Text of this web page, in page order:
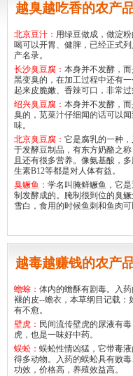
越臭越吃香的农产
北京豆汁： 用绿豆做成，做淀
喝可以开胃、健脾，已经正式
产名录。
长沙臭豆腐： 本身并不发酵，
黑变臭的，在加工过程中还有
起来皮脆嫩、香辣可口，非常过
绍兴臭豆腐： 本身并不发酵，
臭的，苋菜汁仔细闻的话可以
味。
北京臭豆腐： 它是腐乳的一种
于发酵豆制品，有东方奶酪之
且还有很多营养。像氨基酸，
生素B12等都是对人体有益。
臭鳜鱼： 学名叫腌鲜鳜鱼，它
制发酵成的。腌制很到位的臭
雪白，食用的时候鱼刺和鱼肉可
越毒越赚钱的农产
蟾蜍： 体内的蟾酥有剧毒。入
褪的皮--蟾衣，本草纲目记载：
有不愈。
壁虎： 民间流传壁虎的尿液有
虎，也是一味好中药。
蜈蚣： 蜈蚣性情凶猛，它带毒
得多动物。入药的蜈蚣具有败
功效，价格高，养殖效益高。